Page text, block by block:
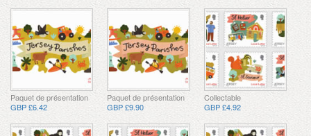
Paquet de présentation
GBP £6.42
Paquet de présentation
GBP £9.90
Collectable
GBP £4.92